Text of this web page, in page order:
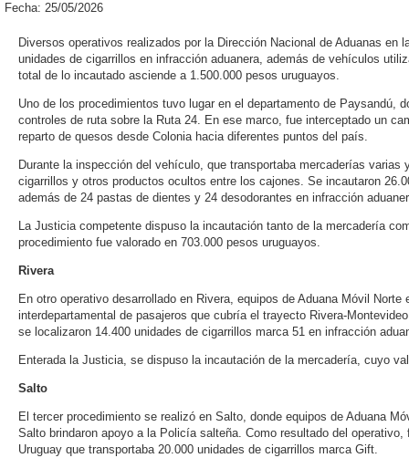
Fecha: 25/05/2026
Diversos operativos realizados por la Dirección Nacional de Aduanas en
unidades de cigarrillos en infracción aduanera, además de vehículos
total de lo incautado asciende a 1.500.000 pesos uruguayos.
Uno de los procedimientos tuvo lugar en el departamento de Paysandú,
controles de ruta sobre la Ruta 24. En ese marco, fue interceptado un
reparto de quesos desde Colonia hacia diferentes puntos del país.
Durante la inspección del vehículo, que transportaba mercaderías
cigarrillos y otros productos ocultos entre los cajones. Se incautaron
además de 24 pastas de dientes y 24 desodorantes en infracción
La Justicia competente dispuso la incautación tanto de la mercadería
procedimiento fue valorado en 703.000 pesos uruguayos.
Rivera
En otro operativo desarrollado en Rivera, equipos de Aduana Móvil
interdepartamental de pasajeros que cubría el trayecto Rivera-
se localizaron 14.400 unidades de cigarrillos marca 51 en infracción
Enterada la Justicia, se dispuso la incautación de la mercadería, cuyo
Salto
El tercer procedimiento se realizó en Salto, donde equipos de Aduana
Salto brindaron apoyo a la Policía salteña. Como resultado del
Uruguay que transportaba 20.000 unidades de cigarrillos marca Gift.